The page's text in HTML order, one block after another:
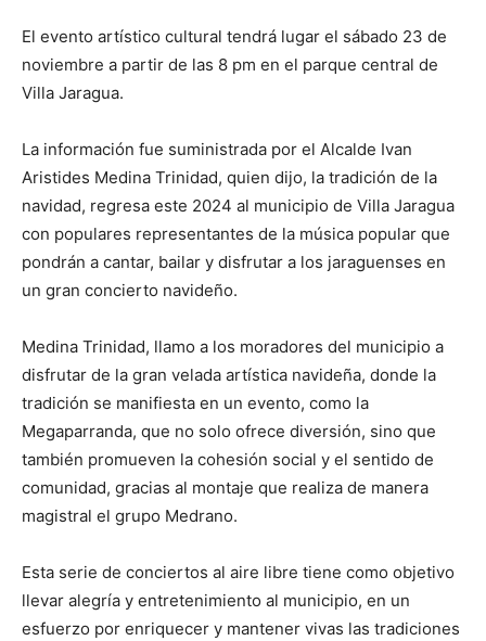
El evento artístico cultural tendrá lugar el sábado 23 de
noviembre a partir de las 8 pm en el parque central de
Villa Jaragua.
La información fue suministrada por el Alcalde Ivan
Aristides Medina Trinidad, quien dijo, la tradición de la
navidad, regresa este 2024 al municipio de Villa Jaragua
con populares representantes de la música popular que
pondrán a cantar, bailar y disfrutar a los jaraguenses en
un gran concierto navideño.
Medina Trinidad, llamo a los moradores del municipio a
disfrutar de la gran velada artística navideña, donde la
tradición se manifiesta en un evento, como la
Megaparranda, que no solo ofrece diversión, sino que
también promueven la cohesión social y el sentido de
comunidad, gracias al montaje que realiza de manera
magistral el grupo Medrano.
Esta serie de conciertos al aire libre tiene como objetivo
llevar alegría y entretenimiento al municipio, en un
esfuerzo por enriquecer y mantener vivas las tradiciones